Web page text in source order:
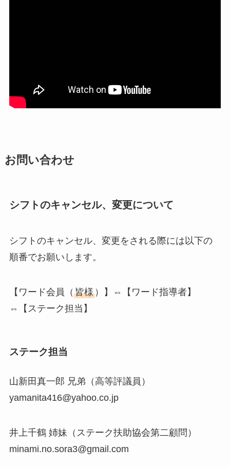
お問い合わせ
シフトのキャンセル、変更について
シフトのキャンセル、変更をされる際には以下の
順番でお願いします。
【ワード会員（ 皆様）】⇔【ワード指導者】
⇔【ステーク担当】
ステーク担当
山新田真一郎 兄弟（高等評議員）
yamanita416
yahoo.co.jp
井上千鶴 姉妹（ステーク扶助協会第二顧問）
minami.no.sora3
gmail.com